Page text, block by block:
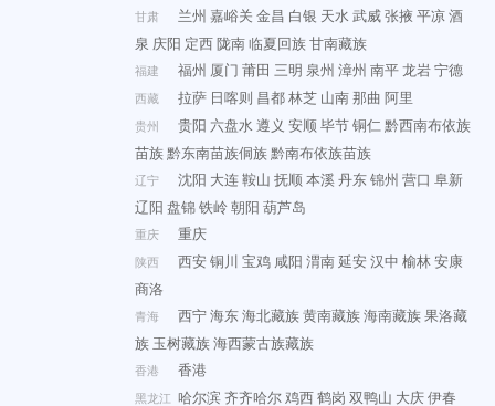
甘肃 兰州 嘉峪关 金昌 白银 天水武威张掖平凉酒
泉 庆阳 定西陇南临夏回族甘南藏族
福建 福州 厦门 莆田 三明 泉州 漳州 南平龙岩宁德
西藏 拉萨 日喀则 昌都林芝 山南那曲 阿里
贵州 贵阳 六盘水遵义 安顺毕节铜仁黔西南布依族
苗族黔东南苗族侗族黔南布依族苗族
辽宁 沈阳 大连鞍山 抚顺本溪丹东锦州 营口 阜新
辽阳 盘锦铁岭朝阳 葫芦岛
重庆 重庆
陕西 西安铜川 宝鸡 咸阳 渭南延安汉中 榆林安康
商洛
青海 西宁海东海北藏族黄南藏族海南藏族果洛藏
族 玉树藏族海西蒙古族藏族
香港 香港
黑龙江 哈尔滨齐齐哈尔鸡西鹤岗 双鸭山 大庆伊春